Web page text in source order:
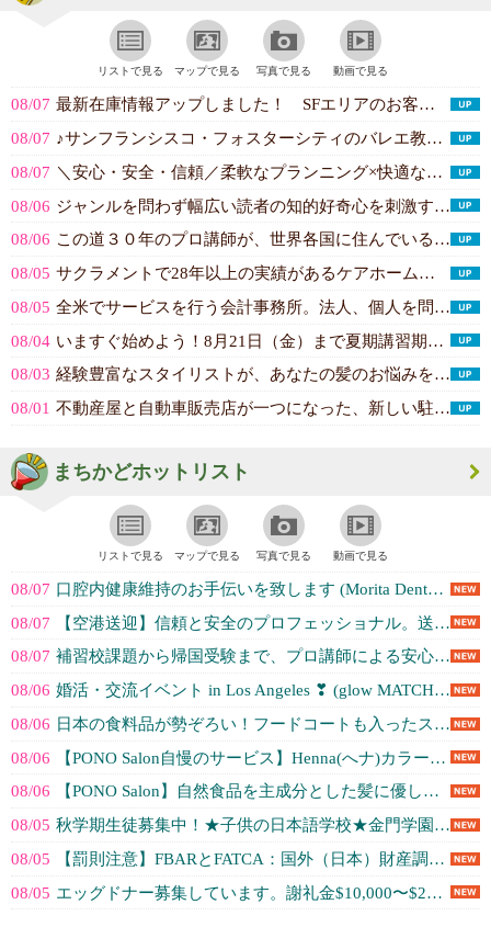
リストで見る マップで見る 写真で見る 動画で見る
08/07 最新在庫情報アップしました！ SFエリアのお客様には販売、買い取り共に特別価...(AB Auto Town)
08/07 ♪サンフランシスコ・フォスターシティのバレエ教室♪日本語と英語で4歳から大人...(モニーク・バレエ SF＆FC)
08/07 ＼安心・安全・信頼／柔軟なプランニング×快適な車内空間。空港送迎、イベント・...(AM World Express)
08/06 ジャンルを問わず幅広い読者の知的好奇心を刺激する店づくりを続けています。(Kinokuniya San Franc...)
08/06 この道３０年のプロ講師が、世界各国に住んでいる日本人の子どもたちをオンライン...(オンラインプロ家庭教師「匠takumi」)
08/05 サクラメントで28年以上の実績があるケアホームです。主に日本人、日系アメリカ...(American River Care ...)
08/05 全米でサービスを行う会計事務所。法人、個人を問わず、タックスリターン(確定申...(Todd's Accounti...)
08/04 いますぐ始めよう！8月21日（金）まで夏期講習期間＆8月25日（火）から後期...(SAPIX INTERNATIONAL ...)
08/03 経験豊富なスタイリストが、あなたの髪のお悩みを解決いたします。お客様に似合う...(Maria Hair Studio)
08/01 不動産屋と自動車販売店が一つになった、新しい駐在員様向けワンストップサービス...(駐在サポート, LLC.（シリコンバレー...)
まちかどホットリスト
リストで見る マップで見る 写真で見る 動画で見る
08/07 口腔内健康維持のお手伝いを致します (Morita Dental 森田歯科)
08/07
【空港送迎】信頼と安全のプロフェッショナル。送迎のことならお任せを。 (AM World Express)
08/07 補習校課題から帰国受験まで、プロ講師による安心指導！Zoomレッスンなので送... (オンラインプロ家庭教師「匠takumi」)
08/06 婚活・交流イベント in Los Angeles ❣ (glow MATCH MAKERS)
08/06 日本の食料品が勢ぞろい！フードコートも入ったスーパーマーケットです🛒 (Osaka Marketplace)
08/06
【PONO Salon自慢のサービス】Henna(へナ)カラーを試してみませ... (Pono Hair Salon)
08/06
【PONO Salon】自然食品を主成分とした髪に優しいカラー剤｢ハーブカラ... (Pono Hair Salon)
08/05 秋学期生徒募集中！★子供の日本語学校★金門学園 (Kinmon Gakuen)
08/05
【罰則注意】FBARとFATCA：国外（日本）財産調書の提出義務 (Todd's Accounti...)
08/05 エッグドナー募集しています。謝礼金$10,000〜$20,000。交通費も別... (Genesis Egg Donor & ...)